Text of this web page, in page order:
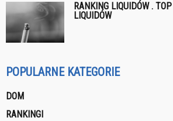
RANKING LIQUIDÓW .
LIQUIDÓW
POPULARNE KATEGORIE
DOM
RANKINGI